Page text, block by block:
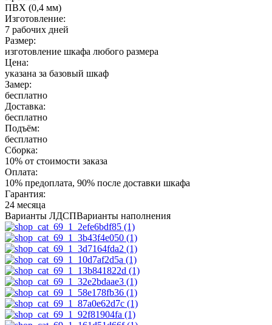
ПВХ (0,4 мм)
Изготовление:
7 рабочих дней
Размер:
изготовление шкафа любого размера
Цена:
указана за базовый шкаф
Замер:
бесплатно
Доставка:
бесплатно
Подъём:
бесплатно
Сборка:
10% от стоимости заказа
Оплата:
10% предоплата, 90% после доставки шкафа
Гарантия:
24 месяца
Варианты ЛДСПВарианты наполнения